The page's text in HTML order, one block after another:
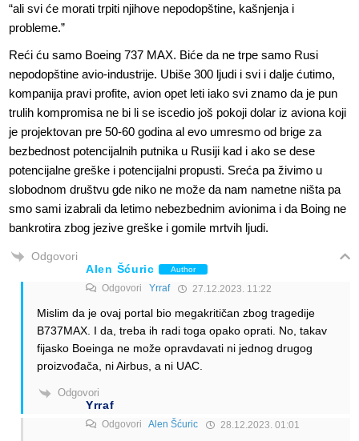
“ali svi će morati trpiti njihove nepodopštine, kašnjenja i
probleme.”
Reći ću samo Boeing 737 MAX. Biće da ne trpe samo Rusi
nepodopštine avio-industrije. Ubiše 300 ljudi i svi i dalje ćutimo,
kompanija pravi profite, avion opet leti iako svi znamo da je pun
trulih kompromisa ne bi li se iscedio još pokoji dolar iz aviona koji
je projektovan pre 50-60 godina al evo umresmo od brige za
bezbednost potencijalnih putnika u Rusiji kad i ako se dese
potencijalne greške i potencijalni propusti. Sreća pa živimo u
slobodnom društvu gde niko ne može da nam nametne ništa pa
smo sami izabrali da letimo nebezbednim avionima i da Boing ne
bankrotira zbog jezive greške i gomile mrtvih ljudi.
Odgovori
Alen Šćuric
Author
Odgovori Yrraf 27.12.2023. 11:22
Mislim da je ovaj portal bio megakritičan zbog tragedije
B737MAX. I da, treba ih radi toga opako oprati. No, takav
fijasko Boeinga ne može opravdavati ni jednog drugog
proizvođača, ni Airbus, a ni UAC.
Odgovori
Yrraf
Odgovori Alen Šćuric 28.12.2023. 01:01